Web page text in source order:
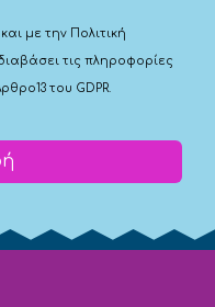
και με την Πολιτική
τις πληροφορίες
του GDPR.